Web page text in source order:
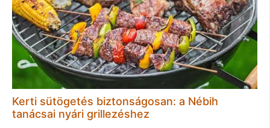
Kerti sütögetés biztonságosan: a Nébih
tanácsai nyári grillezéshez